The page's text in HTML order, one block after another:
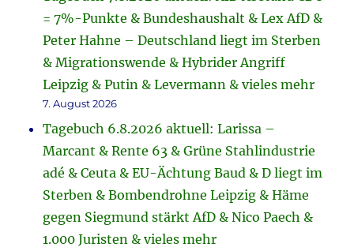
= 7%-Punkte & Bundeshaushalt & Lex AfD &
Peter Hahne – Deutschland liegt im Sterben
& Migrationswende & Hybrider Angriff
Leipzig & Putin & Levermann & vieles mehr
7. August 2026
Tagebuch 6.8.2026 aktuell: Larissa –
Marcant & Rente 63 & Grüne Stahlindustrie
adé & Ceuta & EU-Ächtung Baud & D liegt im
Sterben & Bombendrohne Leipzig & Häme
gegen Siegmund stärkt AfD & Nico Paech &
1.000 Juristen & vieles mehr